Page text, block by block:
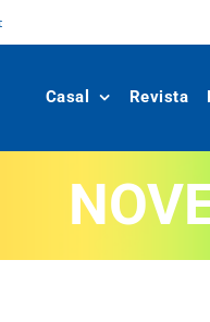
Casal Revista